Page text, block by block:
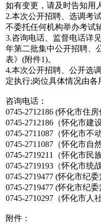
如有变更，请及时告知用
2.本次公开招聘、选调考
不委托任何机构举办考试
3.咨询电话、监督电话详
年第二批集中公开招聘、
表》(附件1)。
4.本次公开招聘、公开选
定执行;岗位具体情况由各
咨询电话：
0745-2712186 (怀化市住房
0745-2712186（怀化市建
0745-2711087（怀化市不
0745-2711087（怀化市自
0745-2719211（怀化市民
0745-2719193（怀化市统
0745-2719477 (怀化市纪
0745-2719477 (怀化市纪
0745-2710297（怀化市人
附件：